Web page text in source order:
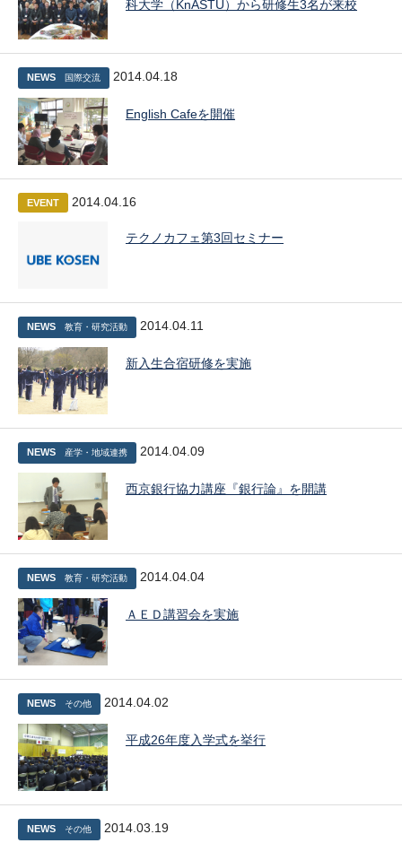
科大学（KnASTU）から研修生3名が来校
NEWS 国際交流 2014.04.18
English Cafeを開催
EVENT 2014.04.16
テクノカフェ第3回セミナー
NEWS 教育・研究活動 2014.04.11
新入生合宿研修を実施
NEWS 産学・地域連携 2014.04.09
西京銀行協力講座『銀行論』を開講
NEWS 教育・研究活動 2014.04.04
ＡＥＤ講習会を実施
NEWS その他 2014.04.02
平成26年度入学式を挙行
NEWS その他 2014.03.19